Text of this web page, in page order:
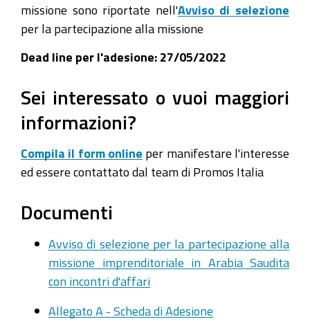
missione sono riportate nell'Avviso di selezione
per la partecipazione alla missione
Dead line per l'adesione: 27/05/2022
Sei interessato o vuoi maggiori
informazioni?
Compila il form online per manifestare l'interesse
ed essere contattato dal team di Promos Italia
Documenti
Avviso di selezione per la partecipazione alla
missione imprenditoriale in Arabia Saudita
con incontri d'affari
Allegato A - Scheda di Adesione